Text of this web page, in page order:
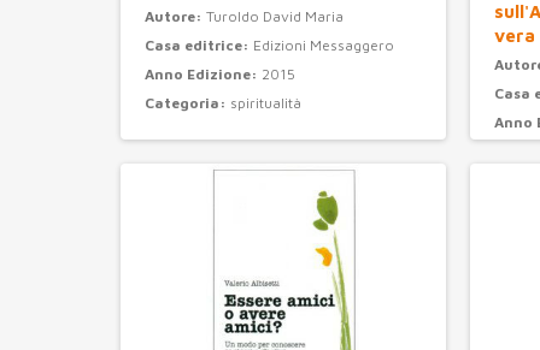
Autore: Turoldo David Maria
Casa editrice: Edizioni Messaggero
Anno Edizione: 2015
Categoria: spiritualità
vera
Casa
Anno